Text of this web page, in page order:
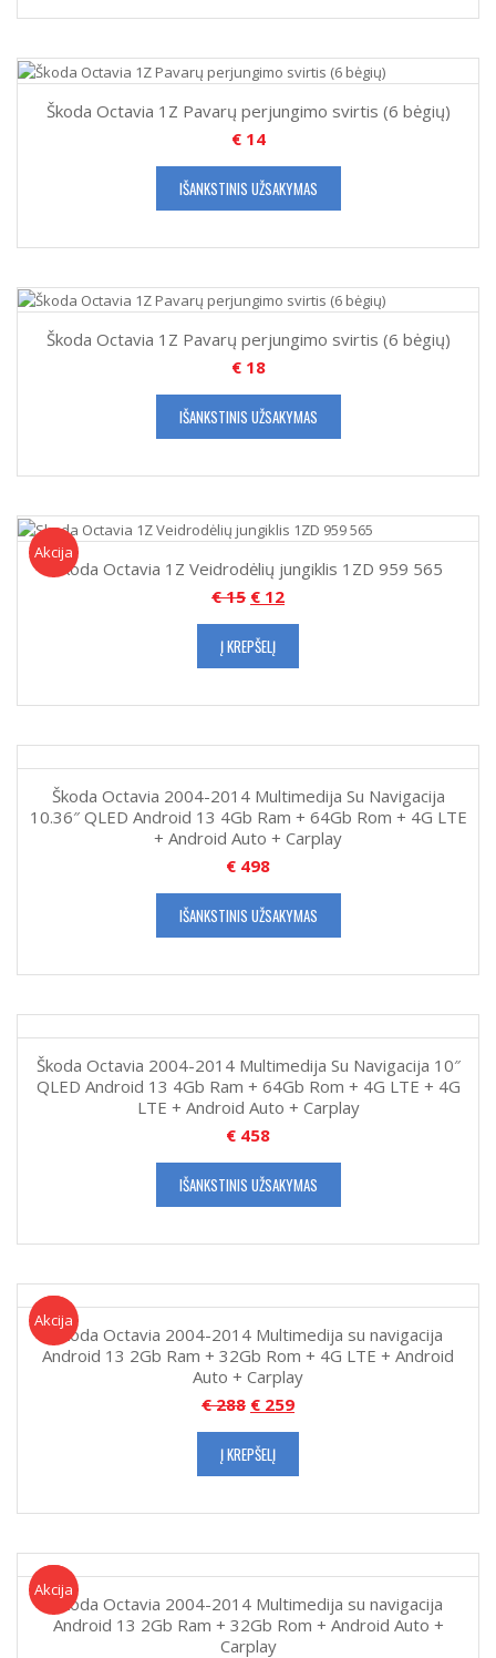
Škoda Octavia 1Z Pavarų perjungimo svirtis (6 bėgių)
€14
IŠANKSTINIS UŽSAKYMAS
Škoda Octavia 1Z Pavarų perjungimo svirtis (6 bėgių)
€18
IŠANKSTINIS UŽSAKYMAS
Akcija
Akcija!
Skoda Octavia 1Z Veidrodėlių jungiklis 1ZD 959 565
€15 € 12
Į KREPŠELĮ
Škoda Octavia 2004-2014 Multimedija Su Navigacija
10.36″ QLED Android 13 4Gb Ram + 64Gb Rom + 4G LTE
+ Android Auto + Carplay
€ 498
IŠANKSTINIS UŽSAKYMAS
Škoda Octavia 2004-2014 Multimedija Su Navigacija 10″
QLED Android 13 4Gb Ram + 64Gb Rom + 4G LTE + 4G
LTE + Android Auto + Carplay
€ 458
IŠANKSTINIS UŽSAKYMAS
Akcija
Akcija!
Škoda Octavia 2004-2014 Multimedija su navigacija
Android 13 2Gb Ram + 32Gb Rom + 4G LTE + Android
Auto + Carplay
€288 € 259
Į KREPŠELĮ
Akcija
Akcija!
Škoda Octavia 2004-2014 Multimedija su navigacija
Android 13 2Gb Ram + 32Gb Rom + Android Auto +
Carplay